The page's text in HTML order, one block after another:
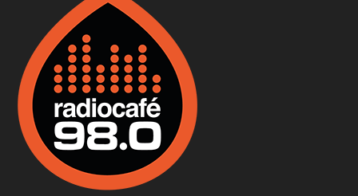
Boston, teadélután, bab és homár
Apr 9, 2026 • 00:37:17
Fermentáljunk, a testünk meghálálja!
Apr 3, 2026 • 00:36:07